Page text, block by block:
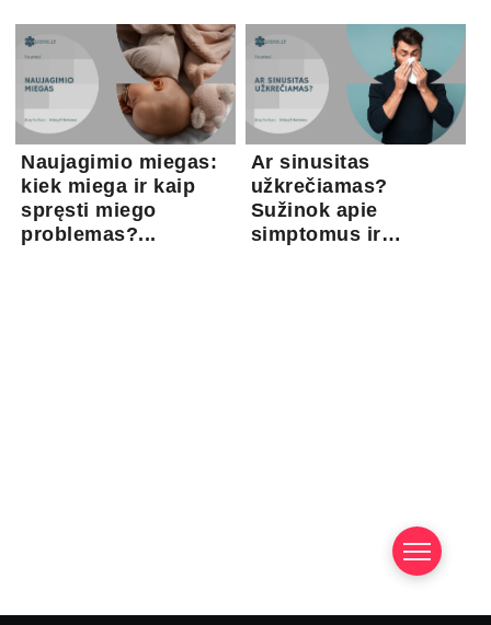
Naujagimio miegas:
kiek miega ir kaip
spręsti miego
problemas?...
Ar sinusitas
užkrečiamas?
Sužinok apie
simptomus ir